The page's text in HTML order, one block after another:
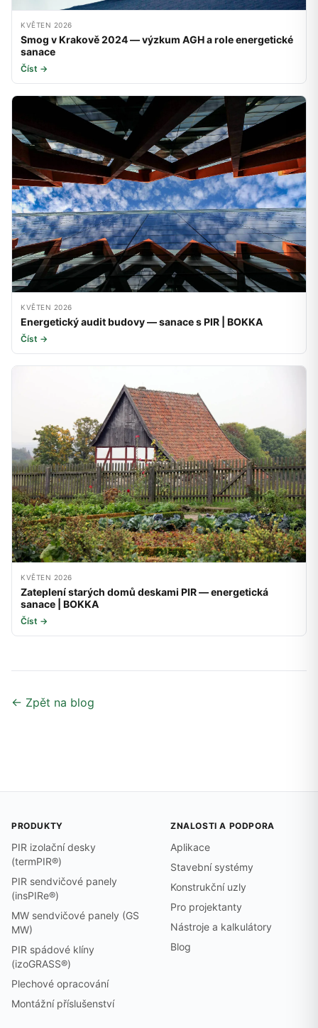
KVĚTEN 2026
Smog v Krakově 2024 — výzkum AGH a role energetické
sanace
Číst →
KVĚTEN 2026
Energetický audit budovy — sanace s PIR | BOKKA
Číst →
KVĚTEN 2026
Zateplení starých domů deskami PIR — energetická
sanace | BOKKA
Číst →
← Zpět na blog
PRODUKTY
PIR izolační desky
(termPIR®)
PIR sendvičové panely
(insPIRe®)
MW sendvičové panely (GS
MW)
PIR spádové klíny
(izoGRASS®)
Plechové opracování
Montážní příslušenství
ZNALOSTI A PODPORA
Aplikace
Stavební systémy
Konstrukční uzly
Pro projektanty
Nástroje a kalkulátory
Blog